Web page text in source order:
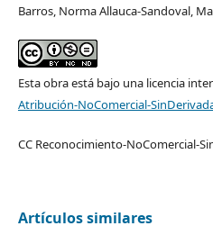
Barros, Norma Allauca-Sandoval,
Esta obra está bajo una licencia
Atribución-NoComercial-
CC Reconocimiento-NoComercial-
Artículos similares